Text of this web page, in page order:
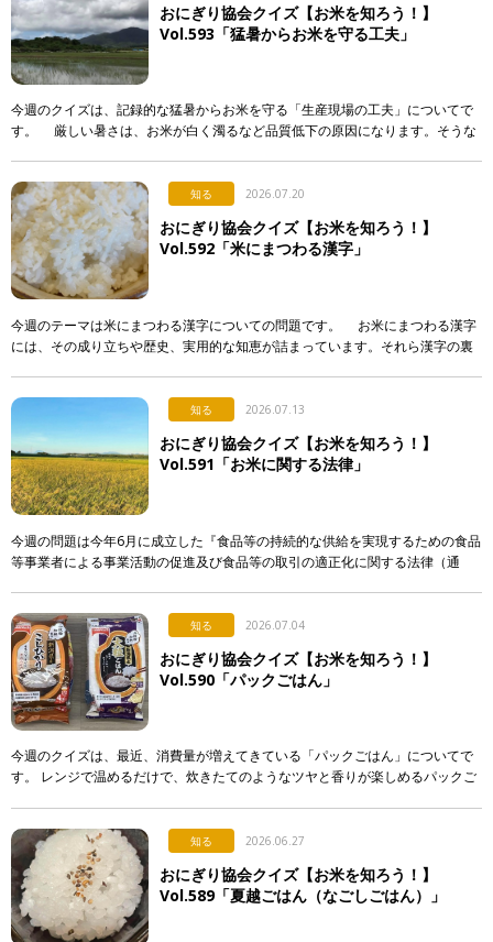
おにぎり協会クイズ【お米を知ろう！】
Vol.593「猛暑からお米を守る工夫」
今週のクイズは、記録的な猛暑からお米を守る「生産現場の工夫」についてで
す。 厳しい暑さは、お米が白く濁るなど品質低下の原因になります。そうな
知る 2026.07.20
おにぎり協会クイズ【お米を知ろう！】
Vol.592「米にまつわる漢字」
今週のテーマは米にまつわる漢字についての問題です。 お米にまつわる漢字
には、その成り立ちや歴史、実用的な知恵が詰まっています。それら漢字の裏
知る 2026.07.13
おにぎり協会クイズ【お米を知ろう！】
Vol.591「お米に関する法律」
今週の問題は今年6月に成立した『食品等の持続的な供給を実現するための食品
等事業者による事業活動の促進及び食品等の取引の適正化に関する法律（通
知る 2026.07.04
おにぎり協会クイズ【お米を知ろう！】
Vol.590「パックごはん」
今週のクイズは、最近、消費量が増えてきている「パックごはん」についてで
す。 レンジで温めるだけで、炊きたてのようなツヤと香りが楽しめるパックご
知る 2026.06.27
おにぎり協会クイズ【お米を知ろう！】
Vol.589「夏越ごはん（なごしごはん）」